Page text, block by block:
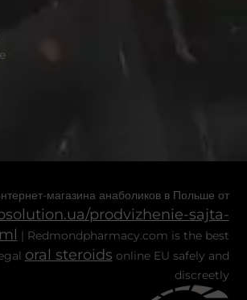
магазина анаболиков в Польше от
prodvizhenie-sajta-
| Redmondpharmacy.com is the best
oral steroids online EU safely and
discreetly